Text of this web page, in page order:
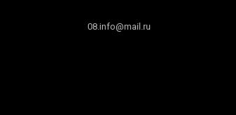
08.info@mail.ru